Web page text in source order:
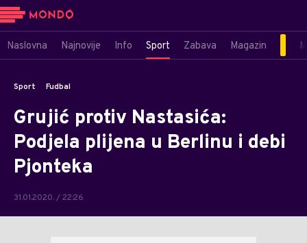
Naslovna Najnovije Info Sport Zabava Magazin
Sport Fudbal
Grujić protiv Nastasića:
Podjela plijena u Berlinu i debi
Pjonteka
31.01.2020. / 22:26